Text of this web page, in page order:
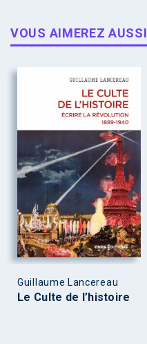
VOUS AIMEREZ AUSSI
Guillaume Lancereau
Le Culte de l’histoire